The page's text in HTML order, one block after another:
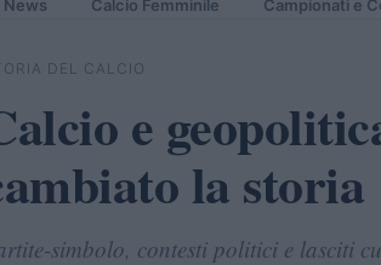
News Calcio Femminile Campionati e
DEL CALCIO
e
la storia
simbolo, contesti politici e lasciti